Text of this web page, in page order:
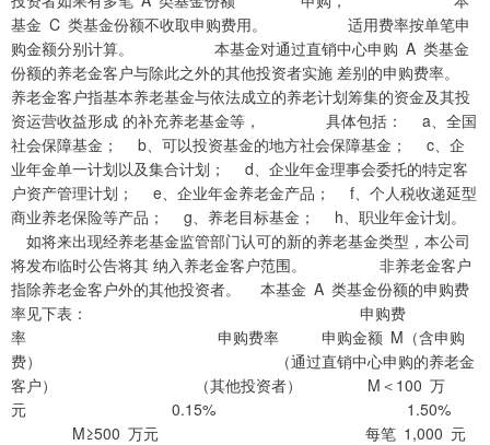
基金 C 类基金份额不收取申购费用。 适用费率按单笔申
购金额分别计算。 本基金对通过直销中心申购 A 类基金
份额的养老金客户与除此之外的其他投资者实施 差别的申购费率。
养老金客户指基本养老基金与依法成立的养老计划筹集的资金及其投
资运营收益形成 的补充养老基金等， 具体包括： a、全国
社会保障基金； b、可以投资基金的地方社会保障基金； c、企
业年金单一计划以及集合计划； d、企业年金理事会委托的特定客
户资产管理计划； e、企业年金养老金产品； f、个人税收递延型
商业养老保险等产品； g、养老目标基金； h、职业年金计划。
如将来出现经养老基金监管部门认可的新的养老基金类型，本公司
将发布临时公告将其 纳入养老金客户范围。 非养老金客户
指除养老金客户外的其他投资者。 本基金 A 类基金份额的申购费
率见下表： 申购费
率 申购费率 申购金额 M（含申购
费） （通过直销中心申购的养老金
客户） （其他投资者） M＜100 万
元 0.15% 1.50%
M≥500 万元 每笔 1,000 元